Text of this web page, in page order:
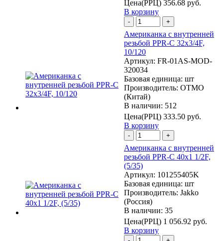
Цена(РРЦ) 356.68 руб.
В корзину
- +
Американка с внутренней
резьбой PPR-C 32х3/4F,
10/120
Артикул: FR-01AS-MOD-
320034
Базовая единица: шт
Производитель: OTMO
(Китай)
В наличии: 512
Цена(РРЦ) 333.50 руб.
В корзину
- +
Американка с внутренней
резьбой PPR-C 40х1 1/2F,
(5/35)
Артикул: 101255405K
Базовая единица: шт
Производитель: Jakko
(Россия)
В наличии: 35
Цена(РРЦ) 1 056.92 руб.
В корзину